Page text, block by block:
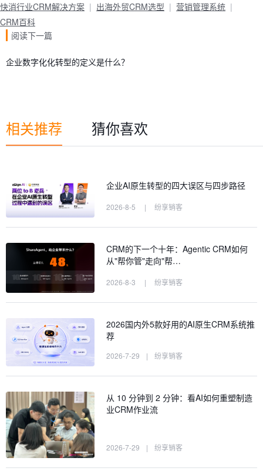
快消行业CRM解决方案
出海外贸CRM选型
营销管理系统
CRM百科
阅读下一篇
企业数字化化转型的定义是什么？
相关推荐 猜你喜欢
企业AI原生转型的四大误区与四步路径
2026-8-5 | 纷享销客
CRM的下一个十年：Agentic CRM如何
从"帮你管"走向"帮…
2026-8-3 | 纷享销客
2026国内外5款好用的AI原生CRM系统推
荐
2026-7-29 | 纷享销客
从 10 分钟到 2 分钟：看AI如何重塑制造
业CRM作业流
2026-7-29 | 纷享销客